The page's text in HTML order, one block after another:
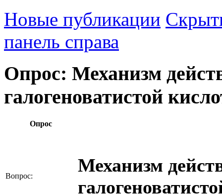
Новые публикации
панель справа
Опрос: Механизм
галогеноватистой
Опрос
Вопрос:
Механизм